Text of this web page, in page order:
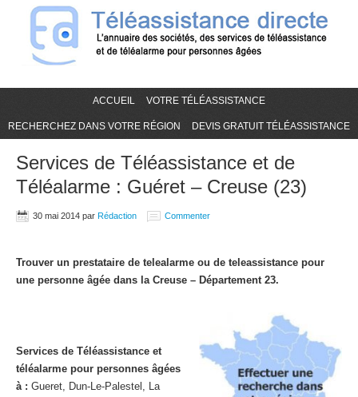
ACCUEIL VOTRE TÉLÉASSISTANCE
RECHERCHEZ DANS VOTRE RÉGION DEVIS GRATUIT TÉLÉASSISTANCE
Services de Téléassistance et de
Téléalarme : Guéret – Creuse (23)
30 mai 2014 par Rédaction Commenter
Trouver un prestataire de telealarme ou de teleassistance pour
une personne âgée dans la Creuse – Département 23.
Services de Téléassistance et
téléalarme pour personnes âgées
à : Gueret, Dun-Le-Palestel, La